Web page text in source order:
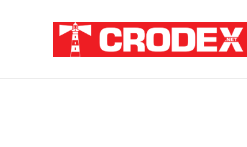
Breaking News Sramota na hrvatski način: Za